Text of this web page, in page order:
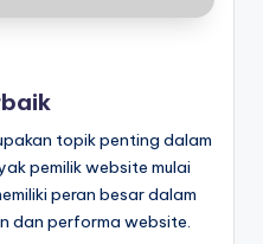
topik penting dalam
pemilik website mulai
peran besar dalam
dan performa website.